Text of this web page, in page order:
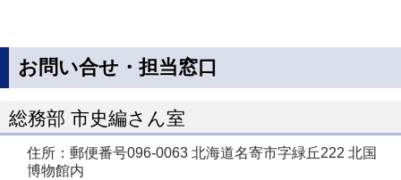
お問い合せ・担当窓口
総務部 市史編さん室
住所：郵便番号096-0063 北海道名寄市字緑丘222 北国
博物館内